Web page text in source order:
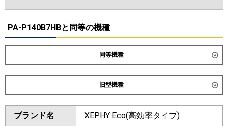
PA-P140B7HBと同等の機種
同等機種
ダイキン SZRV140C SDRV140BB
東芝 GFHA14011BU GFSA14014BU
三菱電機 PSZ-HRMP140K6 PSZ-
ERMP140K6
旧型機種
ダイキン SZRV140BZ SZRV140BY
SZRV140BJ SDRV140B
SZRV140BF SZRV140BC
ブランド名 XEPHY Eco(高効率タイプ)